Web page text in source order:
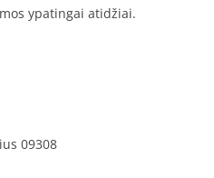
ypatingai atidžiai.
09308